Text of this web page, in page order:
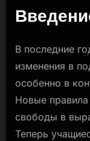
В последние
изменения в
особенно в
Новые
свободы в
Теперь